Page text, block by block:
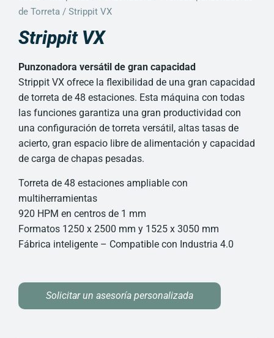
de Torreta / Strippit VX
Strippit VX
Punzonadora versátil de gran capacidad
Strippit VX ofrece la flexibilidad de una gran capacidad
de torreta de 48 estaciones. Esta máquina con todas
las funciones garantiza una gran productividad con
una configuración de torreta versátil, altas tasas de
acierto, gran espacio libre de alimentación y capacidad
de carga de chapas pesadas.
Torreta de 48 estaciones ampliable con
multiherramientas
920 HPM en centros de 1 mm
Formatos 1250 x 2500 mm y 1525 x 3050 mm
Fábrica inteligente – Compatible con Industria 4.0
Solicitar un asesoría personalizada